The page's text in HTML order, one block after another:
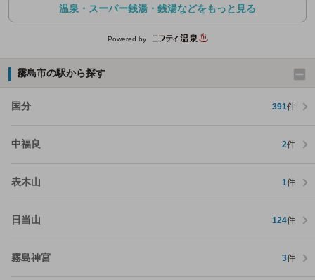
温泉・スーパー銭湯・銭湯などをもっと見る
Powered by
霧島市の駅から探す
国分 391件
中福良 2件
表木山 1件
日当山 124件
霧島神宮 3件